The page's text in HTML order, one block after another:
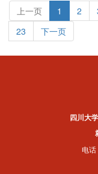
上一页 1 2
23
下一页
四川大
电